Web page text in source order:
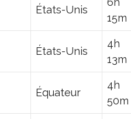
États-Unis
15m
États-Unis
4h
13m
Équateur
4h
50m